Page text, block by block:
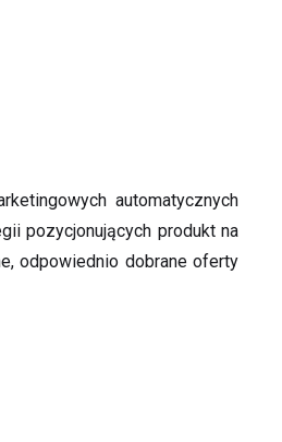
automatycznych
pozycjonujących produkt na
odpowiednio dobrane oferty